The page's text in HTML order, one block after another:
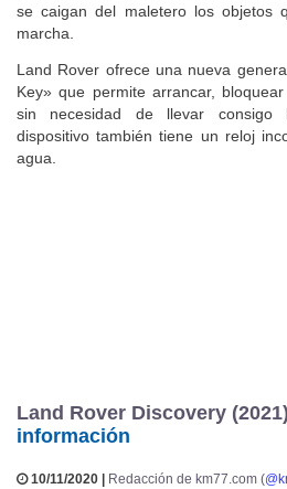
se caigan del maletero los objetos
marcha.
Land Rover ofrece una nueva
Key» que permite arrancar,
sin necesidad de llevar consigo
dispositivo también tiene un reloj
agua.
Land Rover Discovery
información
10/11/2020 | Redacción de km77.com (